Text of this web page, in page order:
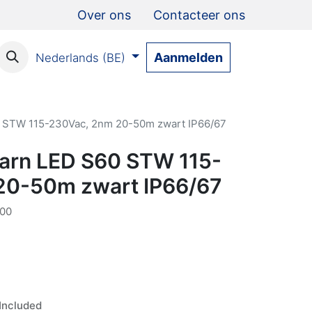
Over ons Contacteer ons
Nederlands (BE) Aanmelden
115-230Vac, 2nm 20-50m zwart IP66/67
LED S60 STW 115-
50m zwart IP66/67